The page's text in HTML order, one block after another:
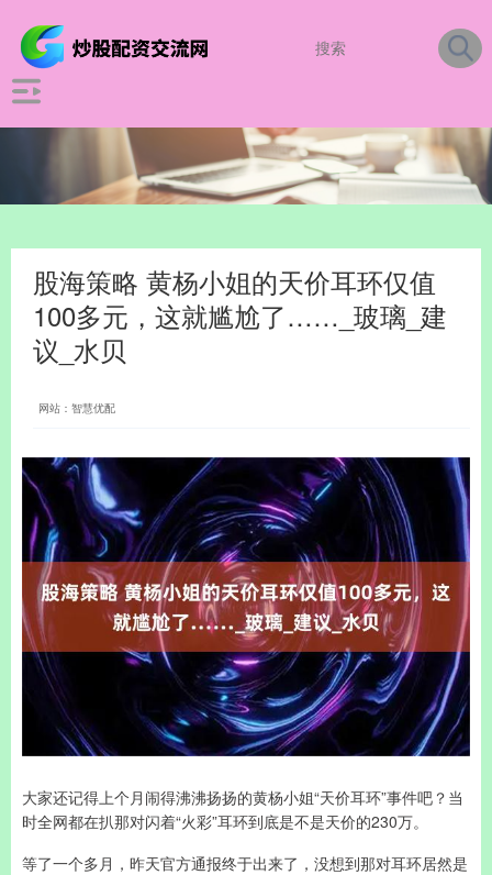
股海策略 黄杨小姐的天价耳环仅值
100多元，这就尴尬了……_玻璃_建
议_水贝
网站：智慧优配
大家还记得上个月闹得沸沸扬扬的黄杨小姐“天价耳环”事件吧？当
时全网都在扒那对闪着“火彩”耳环到底是不是天价的230万。
等了一个多月，昨天官方通报终于出来了，没想到那对耳环居然是